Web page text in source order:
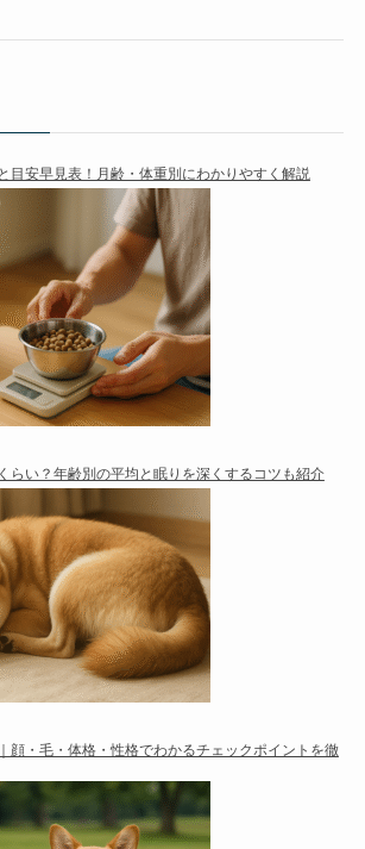
目安早見表！月齢・体重別にわかりやすく解説
らい？年齢別の平均と眠りを深くするコツも紹介
顔・毛・体格・性格でわかるチェックポイントを徹